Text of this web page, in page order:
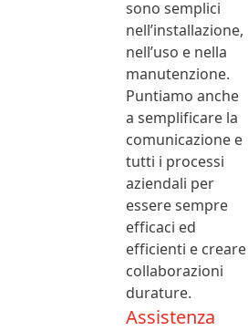
sono semplici
nell’installazione,
nell’uso e nella
manutenzione.
Puntiamo anche
a semplificare la
comunicazione e
tutti i processi
aziendali per
essere sempre
efficaci ed
efficienti e creare
collaborazioni
durature.
Assistenza